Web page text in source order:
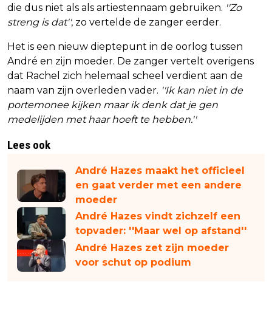
die dus niet als als artiestennaam gebruiken. ''Zo
streng is dat'', zo vertelde de zanger eerder.
Het is een nieuw dieptepunt in de oorlog tussen
André en zijn moeder. De zanger vertelt overigens
dat Rachel zich helemaal scheel verdient aan de
naam van zijn overleden vader. ''Ik kan niet in de
portemonee kijken maar ik denk dat je gen
medelijden met haar hoeft te hebben.''
Lees ook
André Hazes maakt het officieel
en gaat verder met een andere
moeder
André Hazes vindt zichzelf een
topvader: ''Maar wel op afstand''
André Hazes zet zijn moeder
voor schut op podium